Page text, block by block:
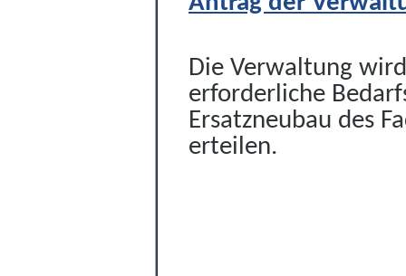
Die Verwaltung
erforderliche
Ersatzneubau des
erteilen.